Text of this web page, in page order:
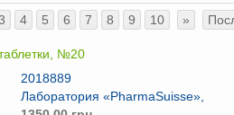
4 5 6 7 8 9 10 »
№20
2018889
Лаборатория «РharmaSuisse»,